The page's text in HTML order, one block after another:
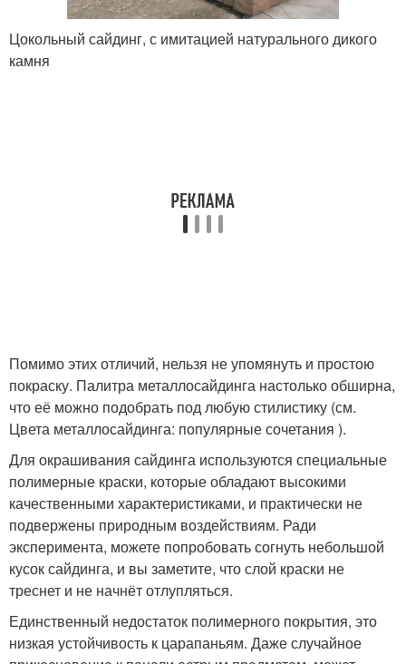
Цокольный сайдинг, с имитацией натурального дикого
камня
Помимо этих отличий, нельзя не упомянуть и простою
покраску. Палитра металлосайдинга настолько обширна,
что её можно подобрать под любую стилистику (см.
Цвета металлосайдинга: популярные сочетания ).
Для окрашивания сайдинга используются специальные
полимерные краски, которые обладают высокими
качественными характеристиками, и практически не
подвержены природным воздействиям. Ради
эксперимента, можете попробовать согнуть небольшой
кусок сайдинга, и вы заметите, что слой краски не
треснет и не начнёт отлупляться.
Единственный недостаток полимерного покрытия, это
низкая устойчивость к царапаньям. Даже случайное